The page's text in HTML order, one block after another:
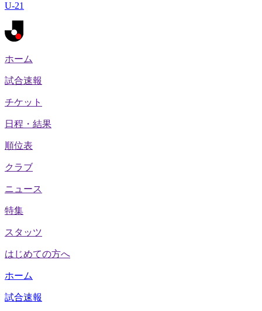
U-21
ホーム
試合速報
チケット
日程・結果
順位表
クラブ
ニュース
特集
スタッツ
はじめての方へ
ホーム
試合速報